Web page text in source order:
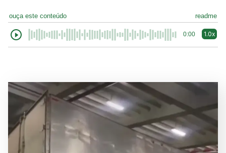
ouça este conteúdo readme
0:00 1.0x